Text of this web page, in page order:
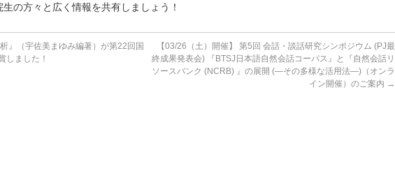
の方々と広く情報を共有しましょう！
』（宇佐美まゆみ編著）が第22回国
しました！
【03/26（土）開催】 第5回 会話・談話研究シンポジウム (PJ最
終成果発表会) 『BTSJ日本語自然会話コーパス』と『自然会話リ
ソースバンク (NCRB) 』の展開 (―その多様な活用法―)（オンラ
イン開催）のご案内 →